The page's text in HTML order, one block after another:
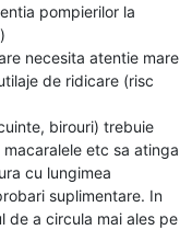
pompierilor la
necesita atentie mare
de ridicare (risc
birouri) trebuie
etc sa atinga
cu lungimea
suplimentare. In
de a circula mai ales pe